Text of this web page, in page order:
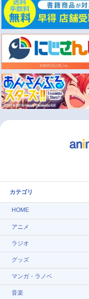
カテゴリ
HOME
アニメ
ラジオ
グッズ
マンガ・ラノベ
音楽